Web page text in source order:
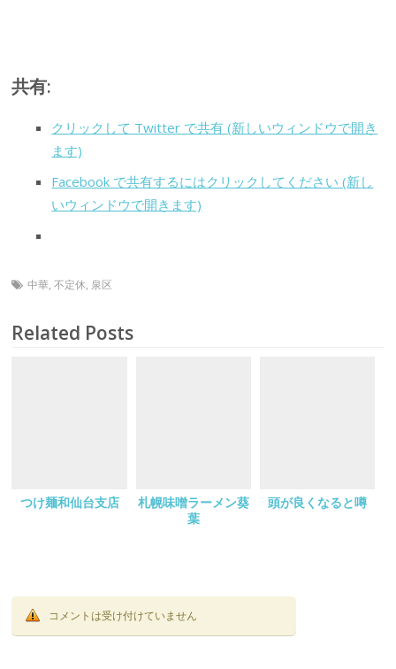
共有:
クリックして Twitter で共有 (新しいウィンドウで開き
ます)
Facebook で共有するにはクリックしてください (新し
いウィンドウで開きます)
中華,不定休, 泉区
Related Posts
つけ麺和仙台支店
札幌味噌ラーメン葵
葉
頭が良くなると噂
コメントは受け付けていません